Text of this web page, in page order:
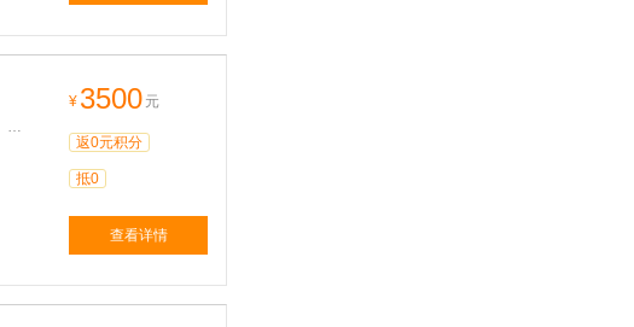
¥ 3500 元
返0元积分
抵0
查看详情